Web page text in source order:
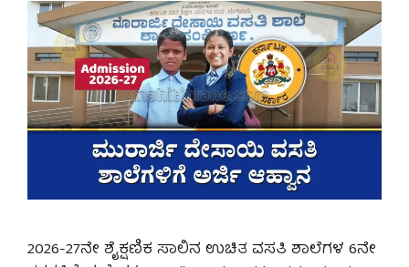
2026-27ನೇ ಶೈಕ್ಷಣಿಕ ಸಾಲಿನ ಉಚಿತ ವಸತಿ ಶಾಲೆಗಳ 6ನೇ